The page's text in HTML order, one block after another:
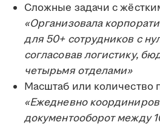
Сложные задачи с
«Организовала
для 50+ сотрудников с
согласовав логистику,
четырьмя отделами»
Масштаб или количество
«Ежедневно
документооборот между